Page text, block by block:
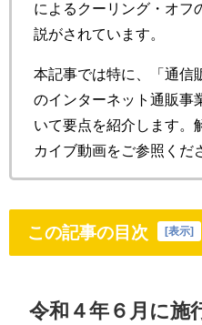
によるクーリング・オフ
説がされています。
本記事では特に、「通信
のインターネット通販事
いて要点を紹介します。
カイブ動画をご参照くだ
この記事の目次 表示
令和４年６月に施